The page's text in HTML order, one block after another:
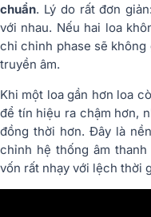
chuẩn. Lý do rất đơn
với nhau. Nếu hai loa
chỉ chỉnh phase sẽ
truyền âm.
Khi một loa gần hơn loa
để tín hiệu ra chậm hơn,
đồng thời hơn. Đây là
chỉnh hệ thống âm
vốn rất nhạy với lệch thời